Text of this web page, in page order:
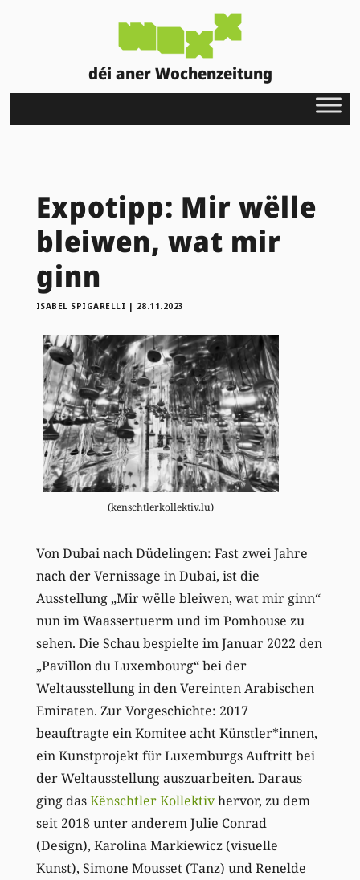
déi aner Wochenzeitung
Expotipp: Mir wëlle
bleiwen, wat mir
ginn
ISABEL SPIGARELLI | 28.11.2023
(kenschtlerkollektiv.lu)
Von Dubai nach Düdelingen: Fast zwei Jahre
nach der Vernissage in Dubai, ist die
Ausstellung „Mir wëlle bleiwen, wat mir ginn“
nun im Waassertuerm und im Pomhouse zu
sehen. Die Schau bespielte im Januar 2022 den
„Pavillon du Luxembourg“ bei der
Weltausstellung in den Vereinten Arabischen
Emiraten. Zur Vorgeschichte: 2017
beauftragte ein Komitee acht Künstler*innen,
ein Kunstprojekt für Luxemburgs Auftritt bei
der Weltausstellung auszuarbeiten. Daraus
ging dasKënschtler Kollektivhervor, zu dem
seit 2018 unter anderem Julie Conrad
(Design), Karolina Markiewicz (visuelle
Kunst), Simone Mousset (Tanz) und Renelde